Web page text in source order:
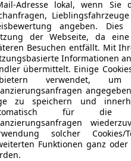
Adresse lokal, wenn Sie
angeben.
der Webseite, da
Besuchen entfällt. Mit
Informationen
übermittelt. Einige
verwendet,
zu speichern und
für die
solcher
Funktionen ganz